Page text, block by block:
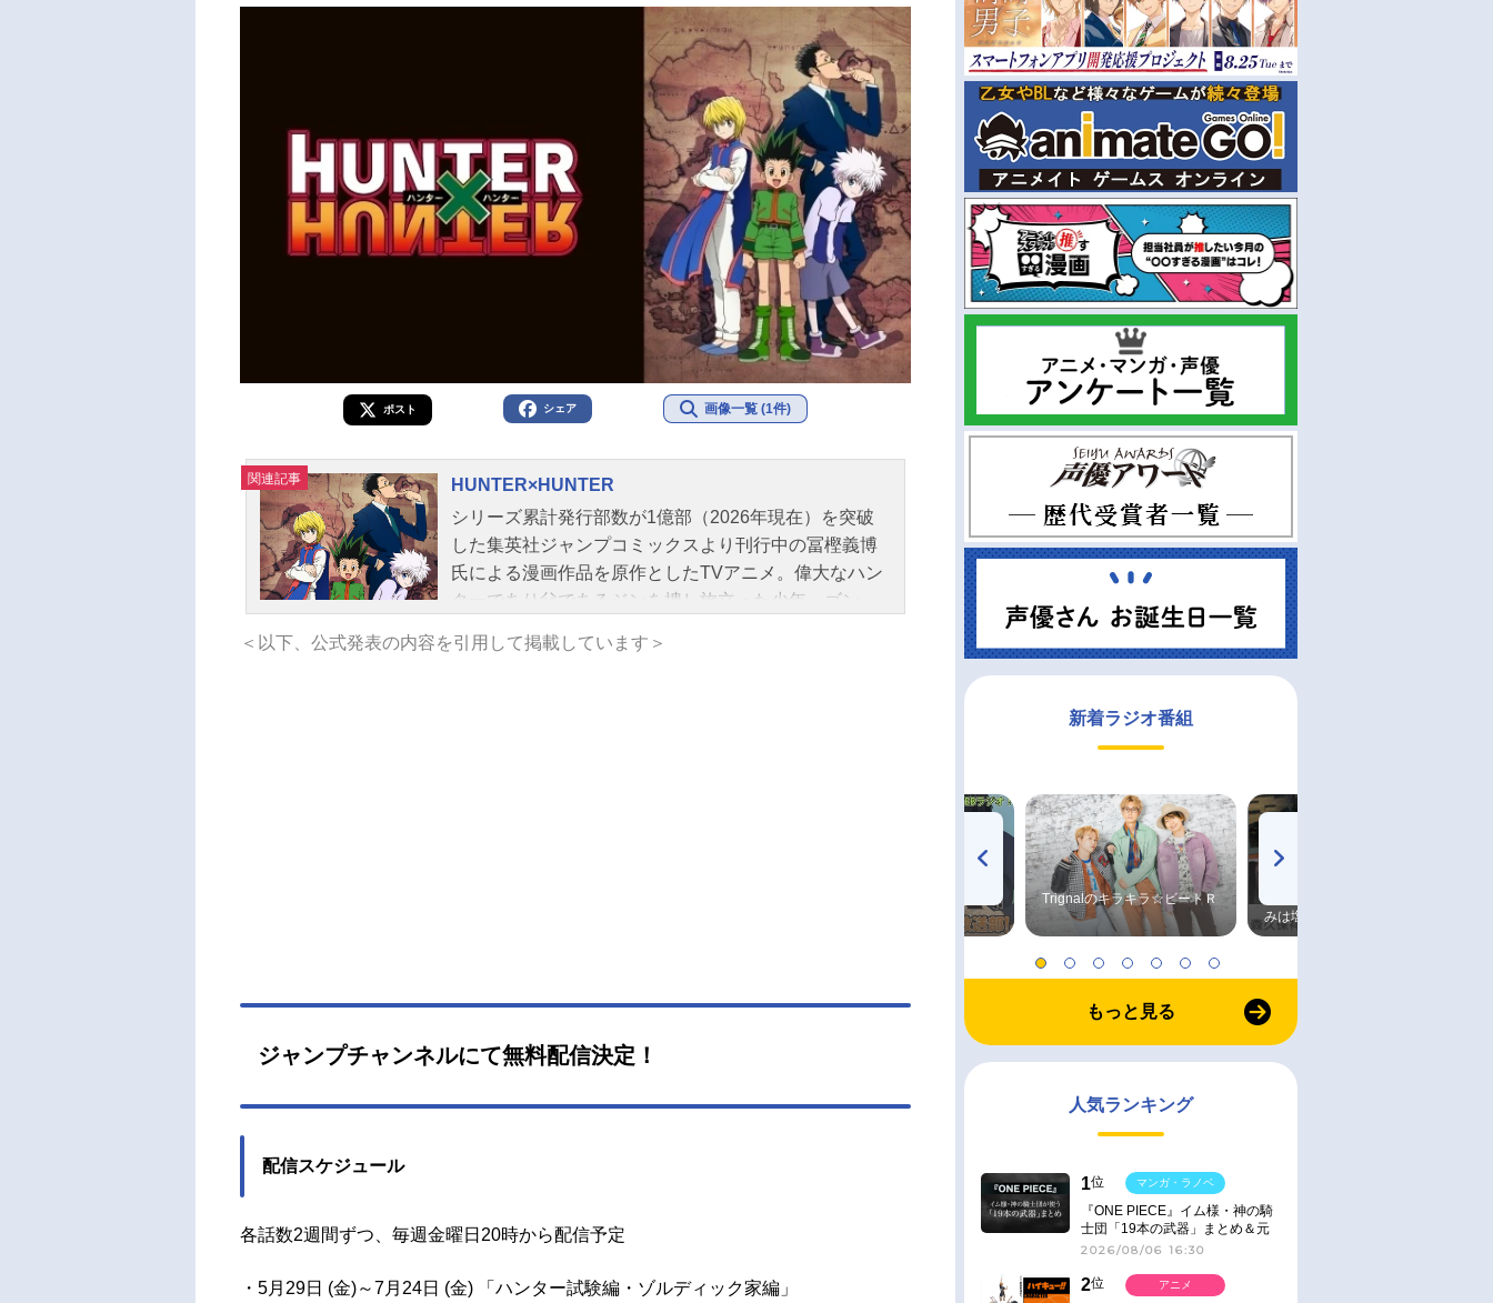
ポスト シェア 画像一覧 (1件)
関連記事
HUNTER×HUNTER
シリーズ累計発行部数が1億部（2026年現在）を突破
した集英社ジャンプコミックスより刊行中の冨樫義博
氏による漫画作品を原作としたTVアニメ。偉大なハン
ターであり父であるジンを捜し旅立った少年・ゴン
よる緊迫の戦闘シーン、先の読めない展開や練りこま
れ星キラリ（ゆずバージョン）」ゆずED5：「表裏一
体」ゆず公開開始年＆季節2011秋アニメ(C)冨樫義博/
集英社・「HUNTER×HUNTER」製作委員会『HUNT
＜以下、公式発表の内容を引用して掲載しています＞
ジャンプチャンネルにて無料配信決定！
配信スケジュール
各話数2週間ずつ、毎週金曜日20時から配信予定
・5月29日 (金)～7月24日 (金) 「ハンター試験編・ゾルディック家編」
新着ラジオ番組
Trignalのキラキラ☆ビートＲ
みは塩だけ
もっと見る
人気ランキング
1位
『ONE PIECE』イム様・神の騎
士団「19本の武器」まとめ＆元
ネタ
2026/08/06 16:30
マンガ・ラノベ
2位
アニメ